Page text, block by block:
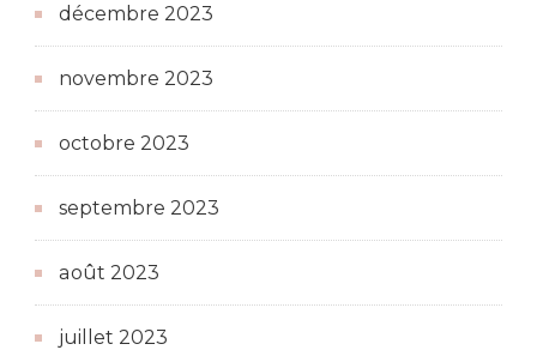
décembre 2023
novembre 2023
octobre 2023
septembre 2023
août 2023
juillet 2023